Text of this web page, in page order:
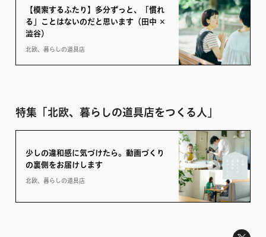
【模索するふたり】多分ずっと、「慣れ
る」ことはないのだと思います（田中 ×
澁谷）
北欧、暮らしの道具店
特集「北欧、暮らしの道具店をつくる人」
少しの違和感に気づけたら。動画づくり
の裏側をお届けします
北欧、暮らしの道具店